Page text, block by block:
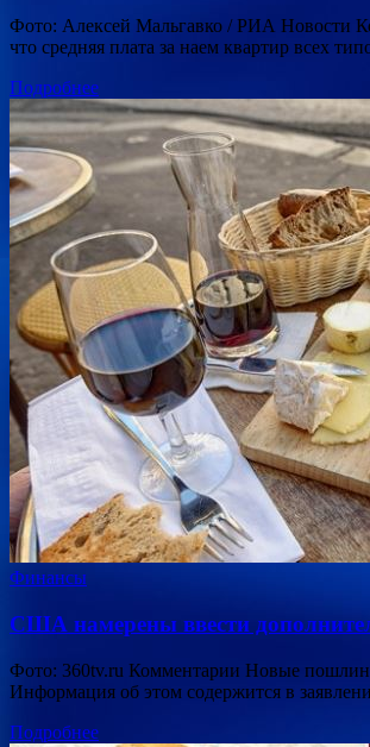
Фото: Алексей Мальгавко / РИА Новости
что средняя плата за наем квартир всех
Подробнее
Финансы
США намерены ввести
Фото: 360tv.ru Комментарии Новые
Информация об этом содержится в
Подробнее